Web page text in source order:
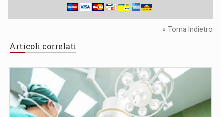
« Torna Indietro
Articoli correlati